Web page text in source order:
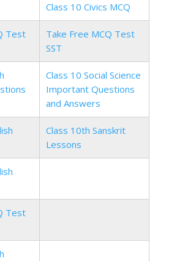
Class 10 Civics MCQ
Test
Take Free MCQ Test
SST
Class 10 Social Science
Important Questions
and Answers
Class 10th Sanskrit
Lessons
Test